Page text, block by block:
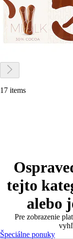
17 items
tejto
alebo
Pre zobrazenie
Špeciálne ponuky